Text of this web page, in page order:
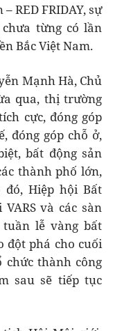
RED FRIDAY, sự
từng có lần
Bắc Việt Nam.
Mạnh Hà, Chủ
qua, thị trường
cực, đóng góp
đóng góp chỗ ở,
bất động sản
thành phố lớn,
đó, Hiệp hội Bất
và các sàn
lễ vàng bất
đột phá cho cuối
chức thành công
sau sẽ tiếp tục